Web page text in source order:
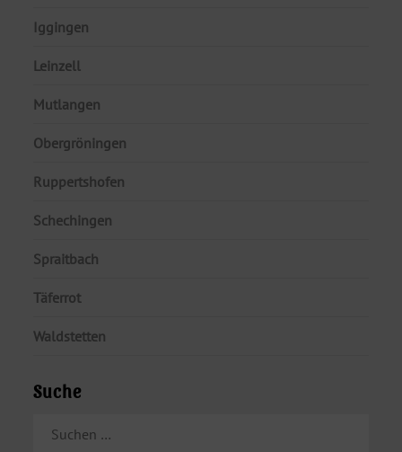
Iggingen
Leinzell
Mutlangen
Obergröningen
Ruppertshofen
Schechingen
Spraitbach
Täferrot
Waldstetten
Suche
NACH: